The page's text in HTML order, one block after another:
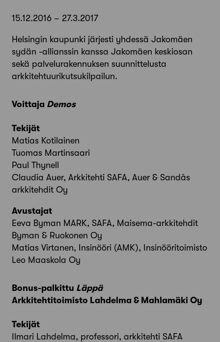
15.12.2016 – 27.3.2017
Helsingin kaupunki järjesti yhdessä Jakomäen
sydän -allianssin kanssa Jakomäen keskiosan
sekä palvelurakennuksen suunnittelusta
arkkitehtuurikutsukilpailun.
Voittaja Demos
Tekijät
Matias Kotilainen
Tuomas Martinsaari
Paul Thynell
Claudia Auer, Arkkitehti SAFA, Auer & Sandås
arkkitehdit Oy
Avustajat
Eeva Byman MARK, SAFA, Maisema-arkkitehdit
Byman & Ruokonen Oy
Matias Virtanen, Insinööri (AMK), Insinööritoimisto
Leo Maaskola Oy
Bonus-palkittu Läppä
Arkkitehtitoimisto Lahdelma & Mahlamäki Oy
Tekijät
Ilmari Lahdelma, professori, arkkitehti SAFA